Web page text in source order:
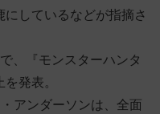
しているなどが指摘さ
、『モンスターハンタ
発表。
アンダーソンは、全面